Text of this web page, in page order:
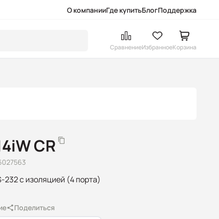
О компанииГде купитьБлогПоддержка
СравнениеИзбранноеКорзина
CR
с изоляцией (4 порта)
Поделиться